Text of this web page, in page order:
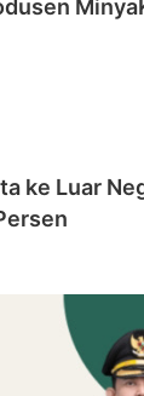
ke Luar